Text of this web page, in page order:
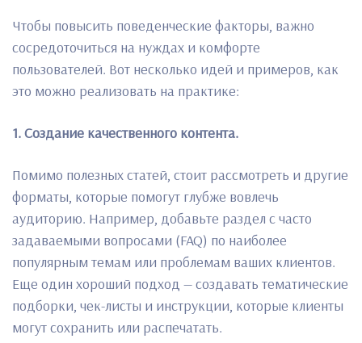
Чтобы повысить поведенческие факторы, важно
сосредоточиться на нуждах и комфорте
пользователей. Вот несколько идей и примеров, как
это можно реализовать на практике:
1. Создание качественного контента.
Помимо полезных статей, стоит рассмотреть и другие
форматы, которые помогут глубже вовлечь
аудиторию. Например, добавьте раздел с часто
задаваемыми вопросами (FAQ) по наиболее
популярным темам или проблемам ваших клиентов.
Еще один хороший подход — создавать тематические
подборки, чек-листы и инструкции, которые клиенты
могут сохранить или распечатать.